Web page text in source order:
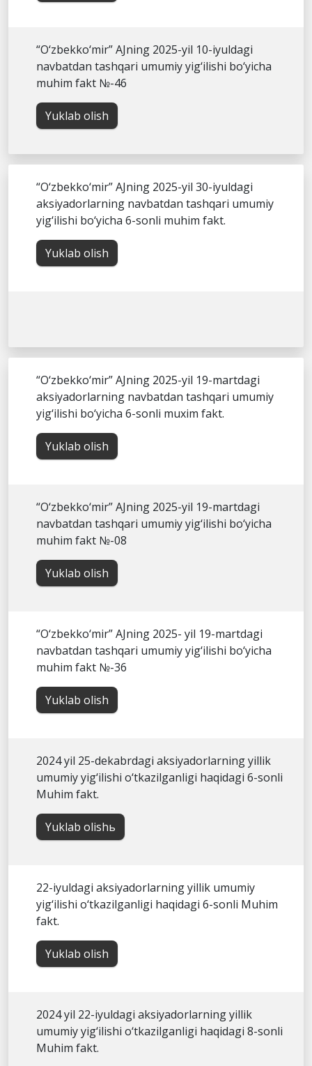
“O‘zbekko‘mir” AJning 2025-yil 10-iyuldagi
navbatdan tashqari umumiy yig‘ilishi bo‘yicha
muhim fakt №-46
Yuklab olish
“O‘zbekko‘mir” AJning 2025-yil 30-iyuldagi
aksiyadorlarning navbatdan tashqari umumiy
yig‘ilishi bo‘yicha 6-sonli muhim fakt.
Yuklab olish
“O‘zbekko‘mir” AJning 2025-yil 19-martdagi
aksiyadorlarning navbatdan tashqari umumiy
yig‘ilishi bo‘yicha 6-sonli muxim fakt.
Yuklab olish
“O‘zbekko‘mir” AJning 2025-yil 19-martdagi
navbatdan tashqari umumiy yig‘ilishi bo‘yicha
muhim fakt №-08
Yuklab olish
“O‘zbekko‘mir” AJning 2025- yil 19-martdagi
navbatdan tashqari umumiy yig‘ilishi bo‘yicha
muhim fakt №-36
Yuklab olish
2024 yil 25-dekabrdagi aksiyadorlarning yillik
umumiy yig‘ilishi o‘tkazilganligi haqidagi 6-sonli
Muhim fakt.
Yuklab olishь
22-iyuldagi aksiyadorlarning yillik umumiy
yig‘ilishi o‘tkazilganligi haqidagi 6-sonli Muhim
fakt.
Yuklab olish
2024 yil 22-iyuldagi aksiyadorlarning yillik
umumiy yig‘ilishi o‘tkazilganligi haqidagi 8-sonli
Muhim fakt.